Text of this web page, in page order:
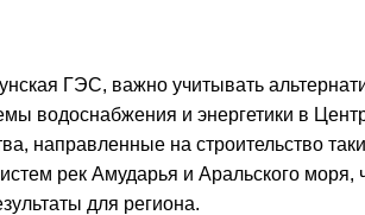
ГЭС, важно учитывать
водоснабжения и энергетики в
направленные на строительство
рек Амударья и Аральского моря,
для региона.